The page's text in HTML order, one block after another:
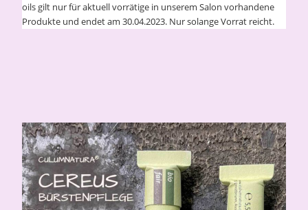
oils gilt nur für aktuell vorrätige in unserem Salon vorhandene
Produkte und endet am 30.04.2023. Nur solange Vorrat reicht.